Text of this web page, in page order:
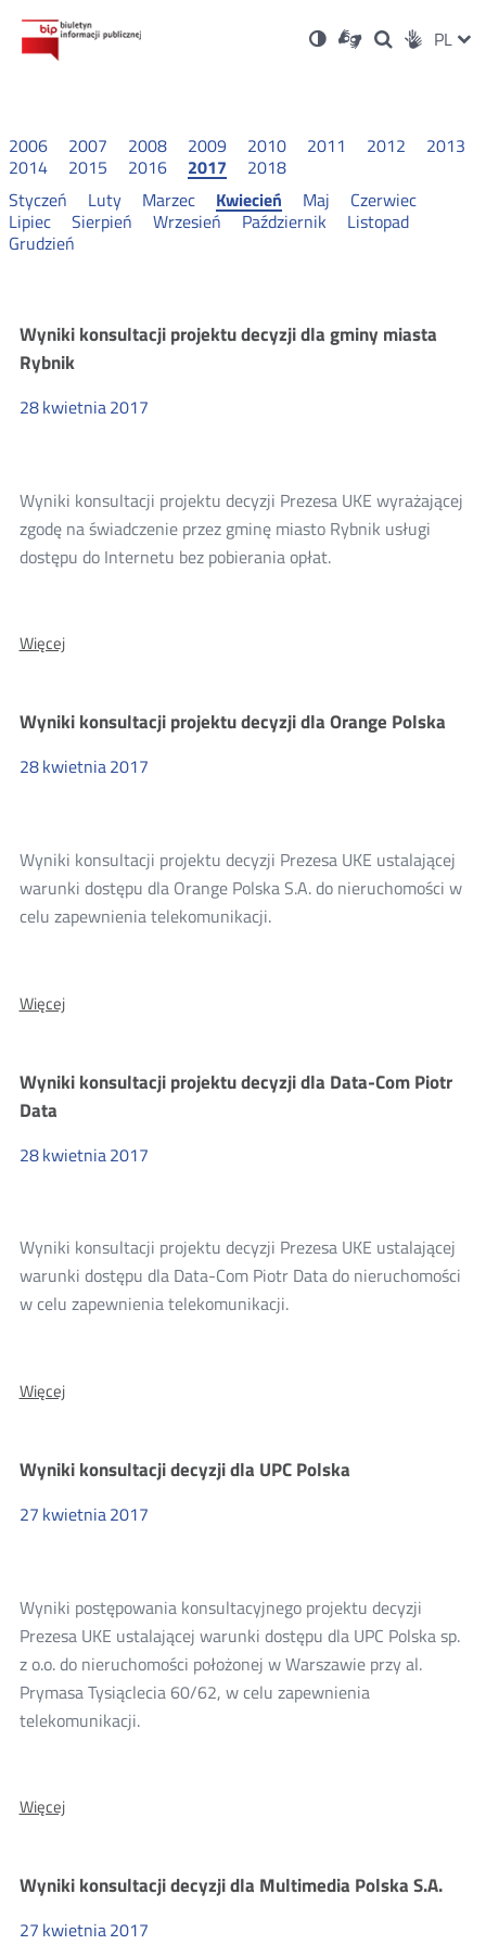
Ustawienia
Wersja
kontrastowa
Dla
niesłyszących
OtwórzOtwórz
w
Otwórz
w
Social PL
2006 2007 2008 2009 2010 2011 2012
2013
2014
2015 2016 2017
2018
Styczeń
Luty Marzec Kwiecień Maj
Czerwiec
Lipiec
Sierpień Wrzesień Październik
Listopad
Grudzień
Wyniki
konsultacji
Wyniki konsultacji projektu decyzji dla gminy miasta
Rybnik
28kwietnia2017
Wyniki konsultacji projektu decyzji Prezesa UKE wyrażającej
zgodę na świadczenie przez gminę miasto Rybnik usługi
dostępu do Internetu bez pobierania opłat.
WięcejO:
decyzji
gminy
miasta
Wyniki konsultacji projektu decyzji dla Orange Polska
28kwietnia2017
Wyniki konsultacji projektu decyzji Prezesa UKE ustalającej
warunki dostępu dla Orange Polska S.A. do nieruchomości w
celu zapewnienia telekomunikacji.
WięcejO:
decyzji
Wyniki konsultacji projektu decyzji dla Data-Com Piotr
Data
28kwietnia2017
Wyniki konsultacji projektu decyzji Prezesa UKE ustalającej
warunki dostępu dla Data-Com Piotr Data do nieruchomości
w celu zapewnienia telekomunikacji.
WięcejO:
decyzji
Data-
Com
Wyniki konsultacji decyzji dla UPC Polska
27 kwietnia2017
Wyniki postępowania konsultacyjnego projektu decyzji
Prezesa UKE ustalającej warunki dostępu dla UPC Polska sp.
z o.o. do nieruchomości położonej w Warszawie przy al.
Prymasa Tysiąclecia 60/62, w celu zapewnienia
telekomunikacji.
WięcejO:
dla
Polska
Wyniki konsultacji decyzji dla Multimedia Polska S.A.
27 kwietnia2017